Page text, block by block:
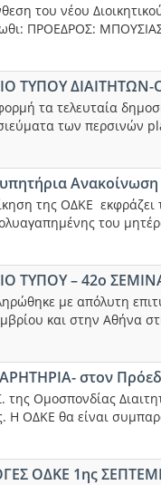
του νέου
ΠΡΟΕΔΡΟΣ:
ΤΥΠΟΥ
τα τελευταία
των περσινών
Ανακοίνωση
της ΟΔΚΕ εκφράζει
του
ΤΥΠΟΥ – 42o
με απόλυτη
και στην Αθήνα
στον
της Ομοσπονδίας
Η ΟΔΚΕ θα είναι
ΟΔΚΕ 1ης